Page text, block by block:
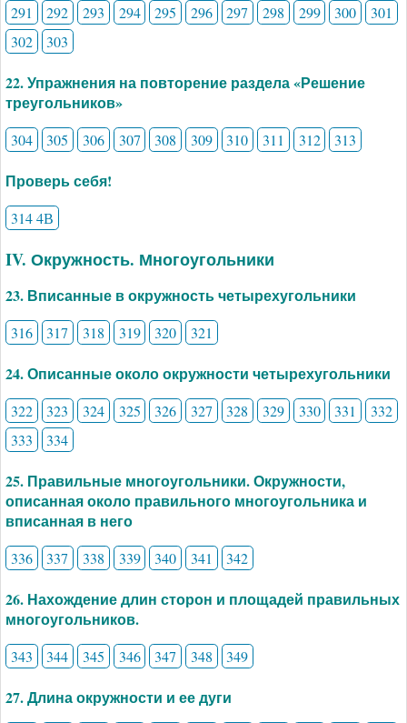
291
292 293 294 295 296 297 298 299 300
301
302
303
22. Упражнения на повторение раздела «Решение
треугольников»
304 305 306 307 308 309 310 311 312 313
Проверь себя!
314 4В
IV. Окружность. Многоугольники
23. Вписанные в окружность четырехугольники
316 317 318 319 320 321
24. Описанные около окружности четырехугольники
322 323 324 325 326 327 328 329 330 331
332
333
334
25. Правильные многоугольники. Окружности,
описанная около правильного многоугольника и
вписанная в него
336 337 338 339 340 341 342
26. Нахождение длин сторон и площадей правильных
многоугольников.
343 344 345 346 347 348 349
27. Длина окружности и ее дуги